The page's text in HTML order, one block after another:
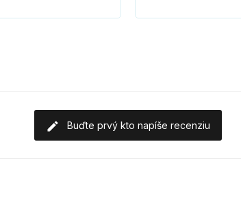
Buďte prvý kto napíše recenziu